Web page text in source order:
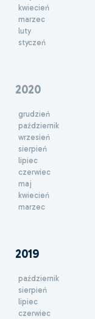
kwiecień
marzec
luty
styczeń
2020
grudzień
październik
wrzesień
sierpień
lipiec
czerwiec
maj
kwiecień
marzec
2019
październik
sierpień
lipiec
czerwiec